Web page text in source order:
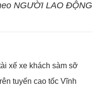
NGƯỜI LAO ĐỘNG
xế xe khách sàm sỡ
tuyến cao tốc Vĩnh